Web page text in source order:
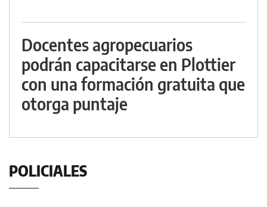
Docentes agropecuarios
podrán capacitarse en Plottier
con una formación gratuita que
otorga puntaje
POLICIALES